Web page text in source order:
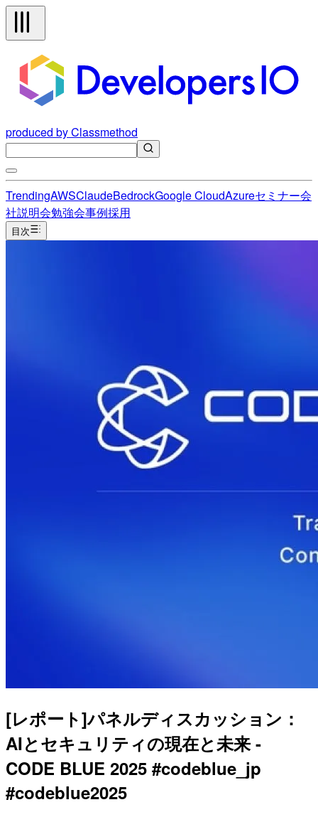
produced by Classmethod
TrendingAWSClaudeBedrockGoogle CloudAzureセミナー会
社説明会勉強会事例採用
目次
[レポート]パネルディスカッション：
AIとセキュリティの現在と未来 -
CODE BLUE 2025 #codeblue_jp
#codeblue2025